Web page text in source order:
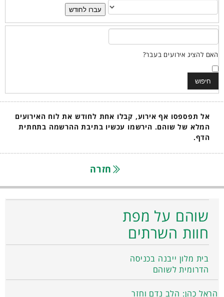
עברו לחודש
האם להציג אירועים בעבר?
אל תפספסו אף אירוע, קבלו אחת לחודש את לוח האירועים
המלא של שוהם. הירשמו עכשיו בתיבת ההרשמה בתחתית
הדף.
חזרה
שוהם על מפת
חוות השרתים
בית מלון ייבנה בכניסה
הדרומית לשוהם
הראל כהן: הלב נדם וחזר